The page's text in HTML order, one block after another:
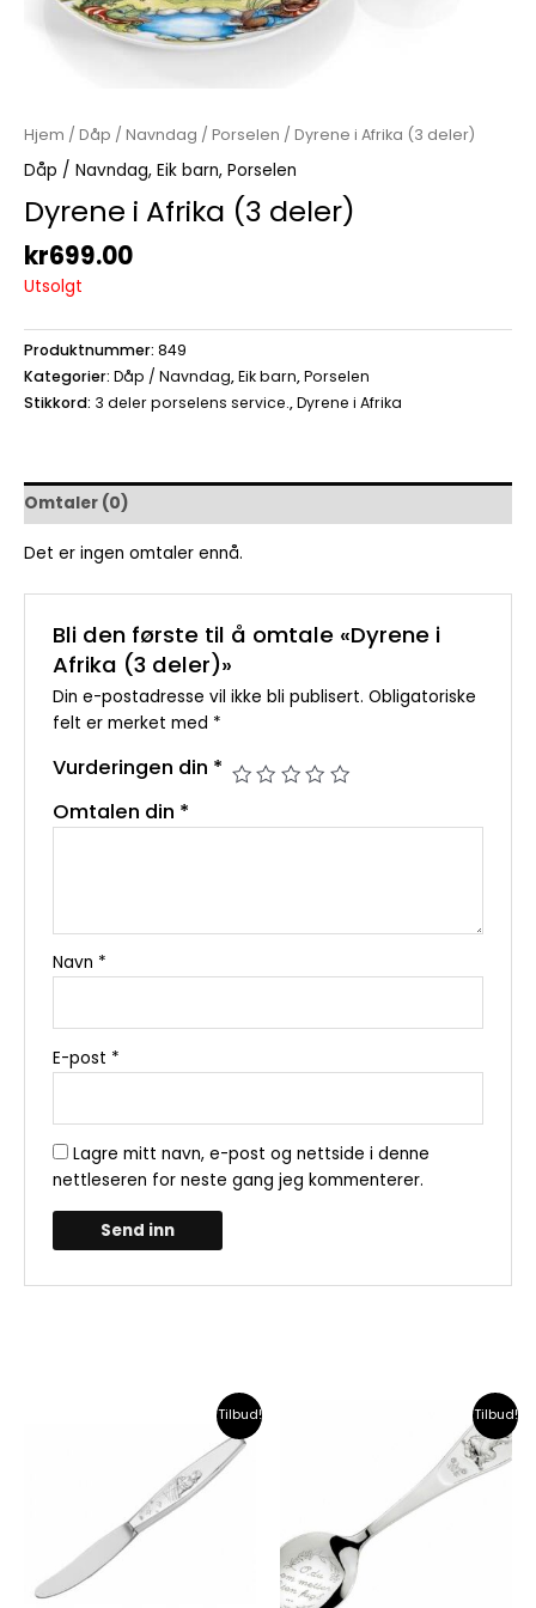
Hjem / Dåp / Navndag / Porselen / Dyrene i Afrika (3 deler)
Dåp / Navndag, Eik barn, Porselen
Dyrene i Afrika (3 deler)
kr699.00
Utsolgt
Produktnummer: 849
Kategorier: Dåp / Navndag,Eik barn,Porselen
Stikkord: 3 deler porselens service.,Dyrene i Afrika
Omtaler (0)
Det er ingen omtaler ennå.
Bli den første til å omtale «Dyrene i
Afrika (3 deler)»
Din e-postadresse vil ikke bli publisert. Obligatoriske
felt er merket med *
Vurderingen din *
Omtalen din *
Navn *
E-post *
Lagre mitt navn, e-post og nettside i denne
nettleseren for neste gang jeg kommenterer.
Tilbud!
kr3,299.00.
Nåværende
pris
er:
kr3,270.00.
Tilbud!
kr3,299.00.
pris
er:
kr3,270.00.